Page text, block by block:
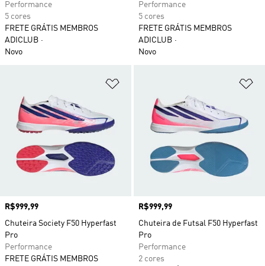
Performance
5 cores
FRETE GRÁTIS MEMBROS
ADICLUB
Novo
Performance
5 cores
FRETE GRÁTIS MEMBROS
ADICLUB
Novo
Preço
R$999,99
Chuteira Society F50 Hyperfast
Pro
Performance
FRETE GRÁTIS MEMBROS
Preço
R$999,99
Chuteira de Futsal F50 Hyperfast
Pro
Performance
2 cores